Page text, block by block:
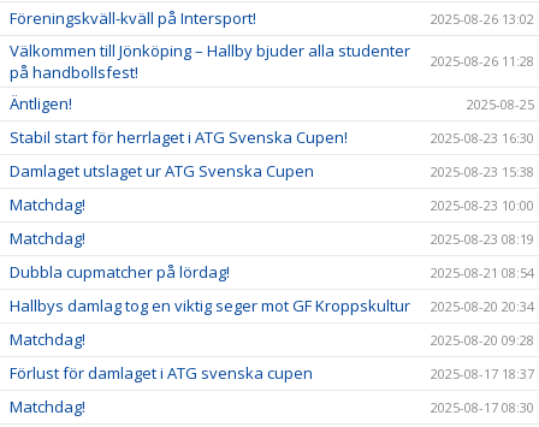
Föreningskväll-kväll på Intersport! 2025-08-26 13:02
Välkommen till Jönköping – Hallby bjuder alla studenter
på handbollsfest!
2025-08-26 11:28
Äntligen! 2025-08-25
Stabil start för herrlaget i ATG Svenska Cupen! 2025-08-23 16:30
Damlaget utslaget ur ATG Svenska Cupen 2025-08-23 15:38
Matchdag! 2025-08-23 10:00
Matchdag! 2025-08-23 08:19
Dubbla cupmatcher på lördag! 2025-08-21 08:54
Hallbys damlag tog en viktig seger mot GF Kroppskultur 2025-08-20 20:34
Matchdag! 2025-08-20 09:28
Förlust för damlaget i ATG svenska cupen 2025-08-17 18:37
Matchdag! 2025-08-17 08:30